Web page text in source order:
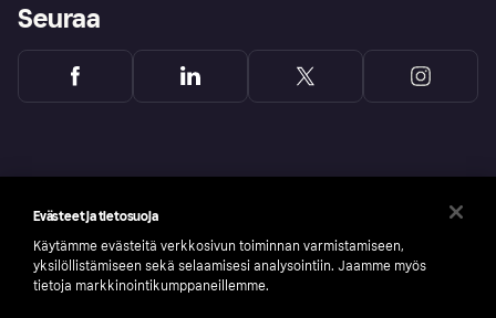
Seuraa
Evästeet ja tietosuoja
Käytämme evästeitä verkkosivun toiminnan varmistamiseen,
yksilöllistämiseen sekä selaamisesi analysointiin. Jaamme myös
tietoja markkinointikumppaneillemme.